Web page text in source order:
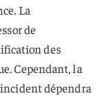
La
de
des
Cependant, la
dépendra